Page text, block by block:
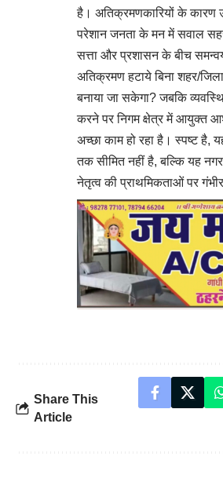
है। अतिक्रमणकारियों के कारण
परेशान जनता के मन में सवाल
सत्ता और प्रशासन के बीच
अतिक्रमण हटाये बिना शहर/
बनाया जा सकेगा? जबकि
करने पर निगम क्षेत्र में आयुक्त
अच्छा काम हो रहा है। स्पष्ट है,
तक सीमित नहीं है, बल्कि यह
नेतृत्व की प्राथमिकताओं पर गंभीर
Share This
Article